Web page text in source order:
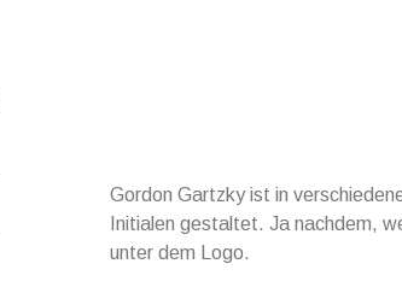
Gordon Gartzky ist in
Initialen gestaltet. Ja nachdem,
unter dem Logo.